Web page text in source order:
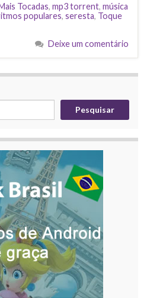
Tocadas, mp3 torrent, música
populares, seresta, Toque
Deixe um comentário
Pesquisar